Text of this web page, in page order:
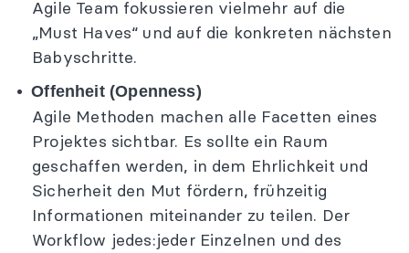
Agile Team fokussieren vielmehr auf die
„Must Haves“ und auf die konkreten nächsten
Babyschritte.
Offenheit (Openness)
Agile Methoden machen alle Facetten eines
Projektes sichtbar. Es sollte ein Raum
geschaffen werden, in dem Ehrlichkeit und
Sicherheit den Mut fördern, frühzeitig
Informationen miteinander zu teilen. Der
Workflow jedes:jeder Einzelnen und des